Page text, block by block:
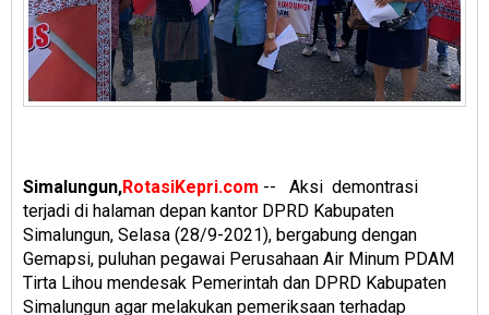
Simalungun,RotasiKepri.com -- Aksi demontrasi
terjadi di halaman depan kantor DPRD Kabupaten
Simalungun, Selasa (28/9-2021), bergabung dengan
Gemapsi, puluhan pegawai Perusahaan Air Minum PDAM
Tirta Lihou mendesak Pemerintah dan DPRD Kabupaten
Simalungun agar melakukan pemeriksaan terhadap